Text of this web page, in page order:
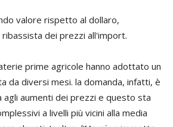
valore rispetto al dollaro,
dei prezzi all'import.
prime agricole hanno adottato un
da diversi mesi. la domanda, infatti, è
aumenti dei prezzi e questo sta
a livelli più vicini alla media